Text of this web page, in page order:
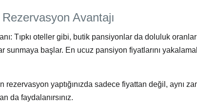
Avantajı
Tıpkı oteller gibi, butik pansiyonlar da doluluk
sunmaya başlar. En ucuz pansiyon fiyatlarını
rezervasyon yaptığınızda sadece fiyattan değil, aynı
da faydalanırsınız.